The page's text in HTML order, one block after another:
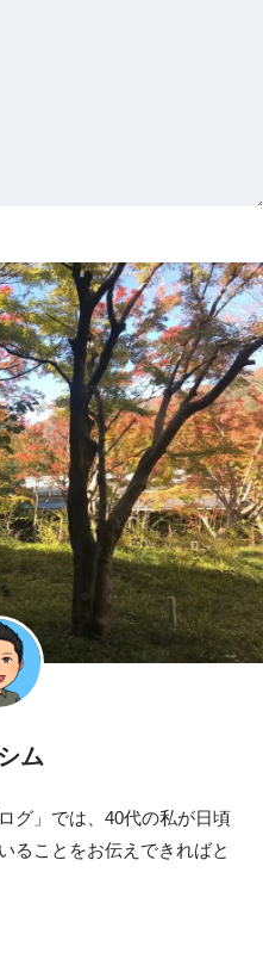
ム
グ」では、40代の私が日頃
ることをお伝えできればと